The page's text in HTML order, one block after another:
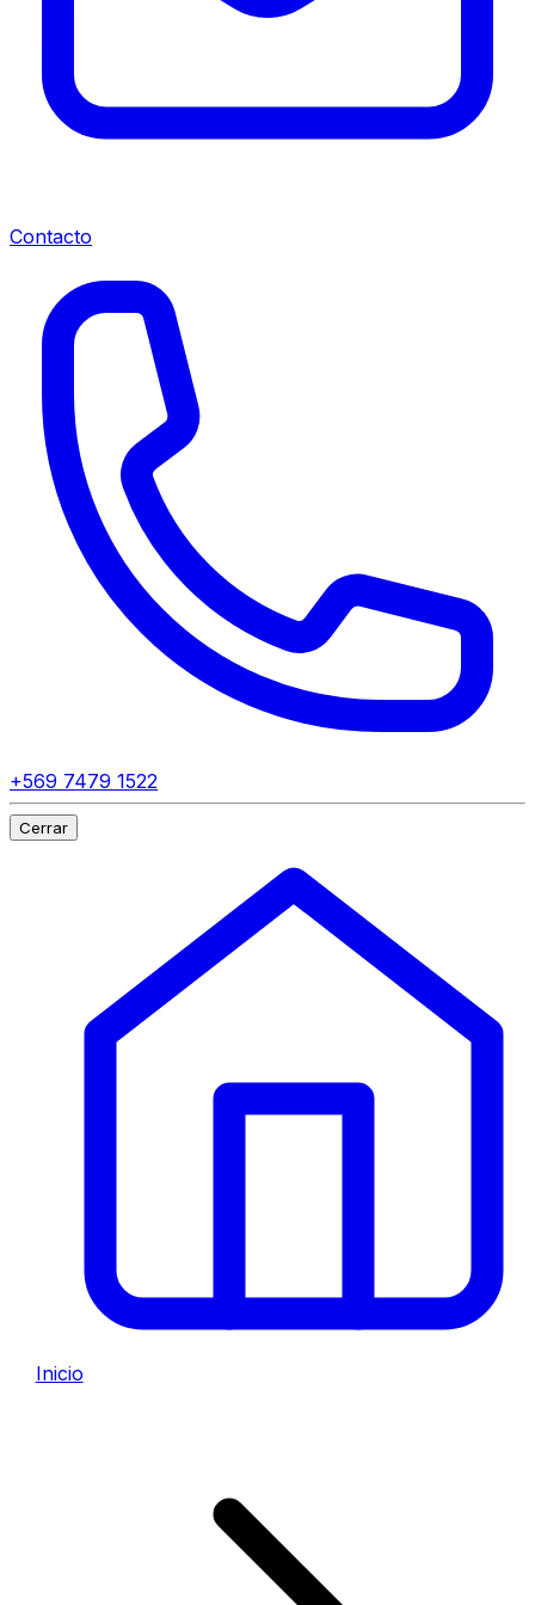
Contacto
+569 7479 1522
Cerrar
Inicio